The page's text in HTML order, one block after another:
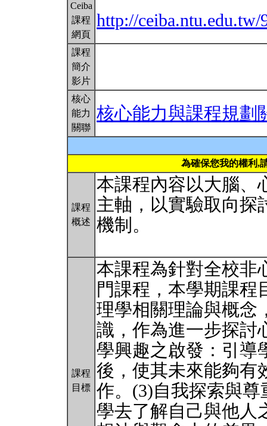
Ceiba
課程
網頁
http://
課程
簡介
影片
核心
能力
關聯
核心能力與課程規劃
為確保您我的權利,
課程
概述
本課程內容以大腦、
主軸，以實驗取向探
機制。
課程
目標
本課程為針對全校非
門課程，本學期課程
理學相關理論與概念
識，作為進一步探討
學興趣之啟發：引導
後，使其未來能夠有
作。(3)自我探索與
學去了解自己與他人